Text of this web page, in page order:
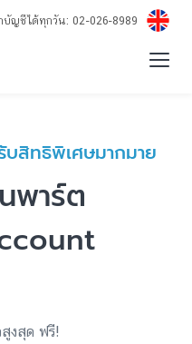
บัญชีได้ทุกวัน: 02-026-8989
บสิทธิพิเศษมากมาย
พาร์ต
งสุด ฟรี!